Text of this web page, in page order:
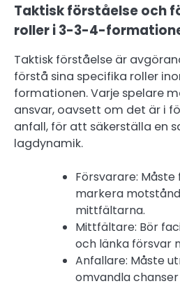
Taktisk förståelse och
roller i 3-3-4-
Taktisk förståelse är
förstå sina specifika roller
formationen. Varje spelare
ansvar, oavsett om det är i
anfall, för att säkerställa en
lagdynamik.
Försvarare:
markera
mittfältarna.
Mittfältare: Bör
och länka försvar
Anfallare: Måste
omvandla